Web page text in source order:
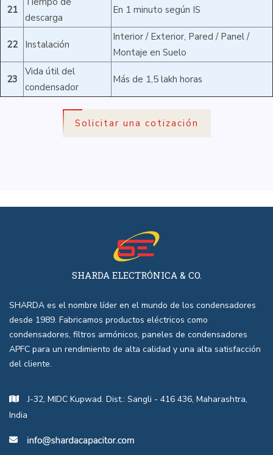
21
descarga
En 1 minuto según IS
22 Instalación
Interior / Exterior, Pared / Panel /
Montaje en Suelo
23
Vida útil del
condensador
Más de 1,5 lakh horas
Solicitar una cotización
SHARDA ELECTRÓNICA & CO.
SHARDA es el nombre líder en el mundo de los condensadores
desde 1989. Fabricamos productos eléctricos como
condensadores, filtros armónicos, paneles de condensadores
APFC para un rendimiento de alta calidad y una alta satisfacción
del cliente.
J-32, MIDC Kupwad. Dist.: Sangli - 416 436, Maharashtra,
India